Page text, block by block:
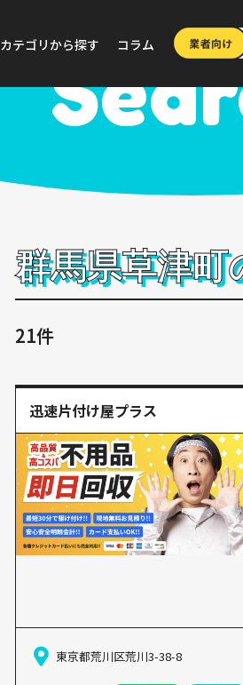
カテゴリから探す
コラム
群馬県草津町
21件
迅速片付け屋プラス
東京都荒川区荒川3-38-8